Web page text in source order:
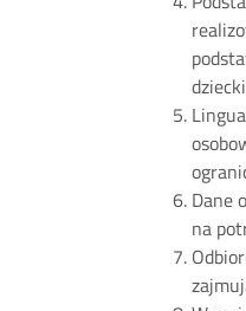
Dane
na